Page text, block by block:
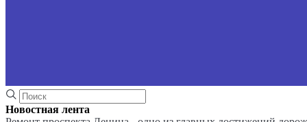
Новостная лента